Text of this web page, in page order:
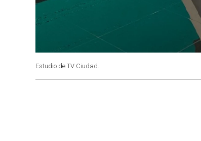
Estudio de TV Ciudad.